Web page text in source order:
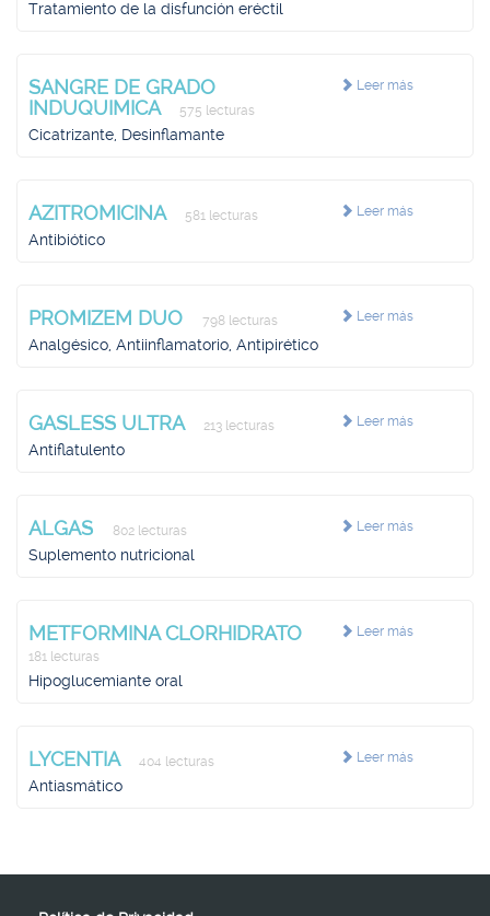
Tratamiento de la disfunción eréctil
Leer más
SANGRE DE GRADO
INDUQUIMICA
575 lecturas
Cicatrizante, Desinflamante
Leer más
AZITROMICINA 581 lecturas
Antibiótico
Leer más
PROMIZEM DUO 798 lecturas
Analgésico, Antiinflamatorio, Antipirético
Leer más
GASLESS ULTRA 213 lecturas
Antiflatulento
Leer más
ALGAS 802 lecturas
Suplemento nutricional
Leer más
METFORMINA CLORHIDRATO
181 lecturas
Hipoglucemiante oral
Leer más
LYCENTIA 404 lecturas
Antiasmático